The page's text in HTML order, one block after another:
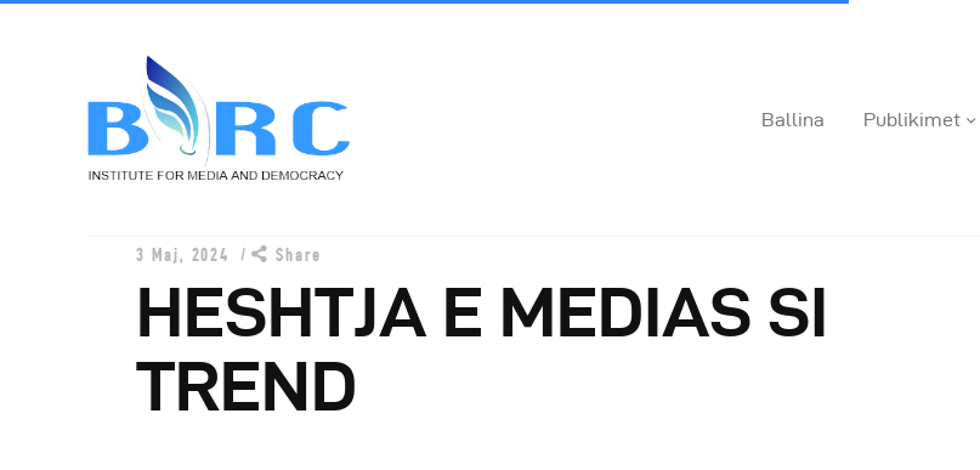
Ballina Publikimet
3 Maj, 2024 Share
HESHTJA E MEDIAS SI
TREND